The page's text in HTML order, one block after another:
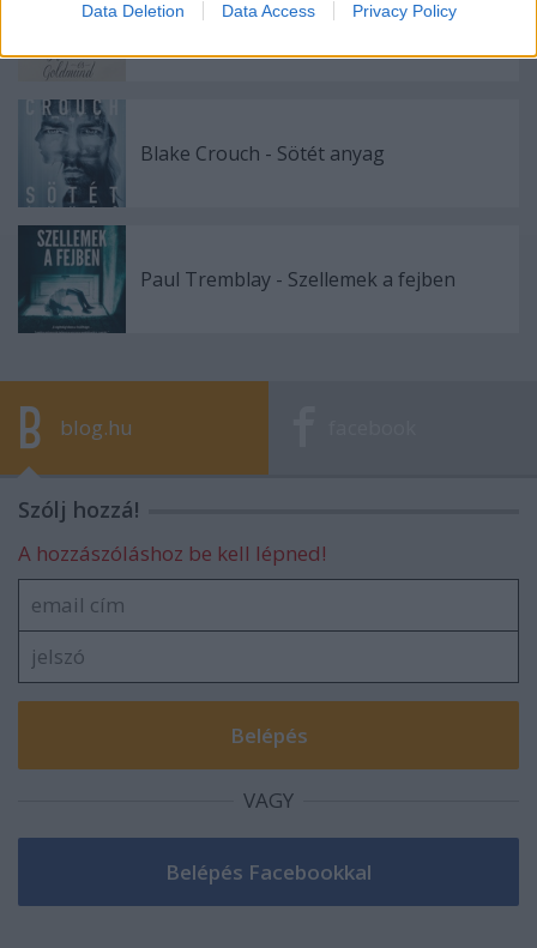
Data Deletion Data Access Privacy Policy
Hermann Hesse - Narziss és Goldmund
Blake Crouch - Sötét anyag
Paul Tremblay - Szellemek a fejben
blog.hu
Szólj hozzá!
A hozzászóláshoz be kell lépned!
VAGY